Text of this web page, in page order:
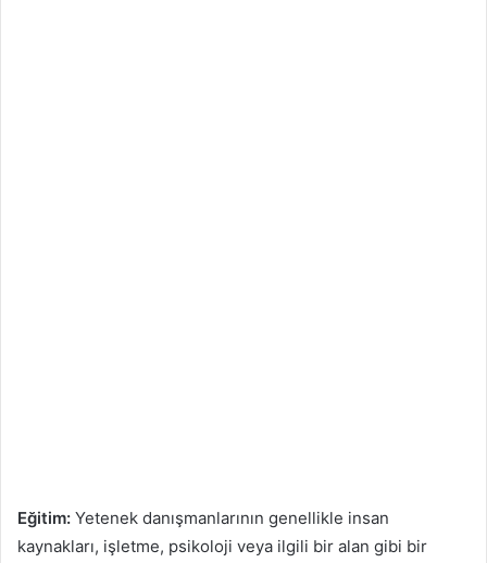
Eğitim: Yetenek danışmanlarının genellikle insan
kaynakları, işletme, psikoloji veya ilgili bir alan gibi bir